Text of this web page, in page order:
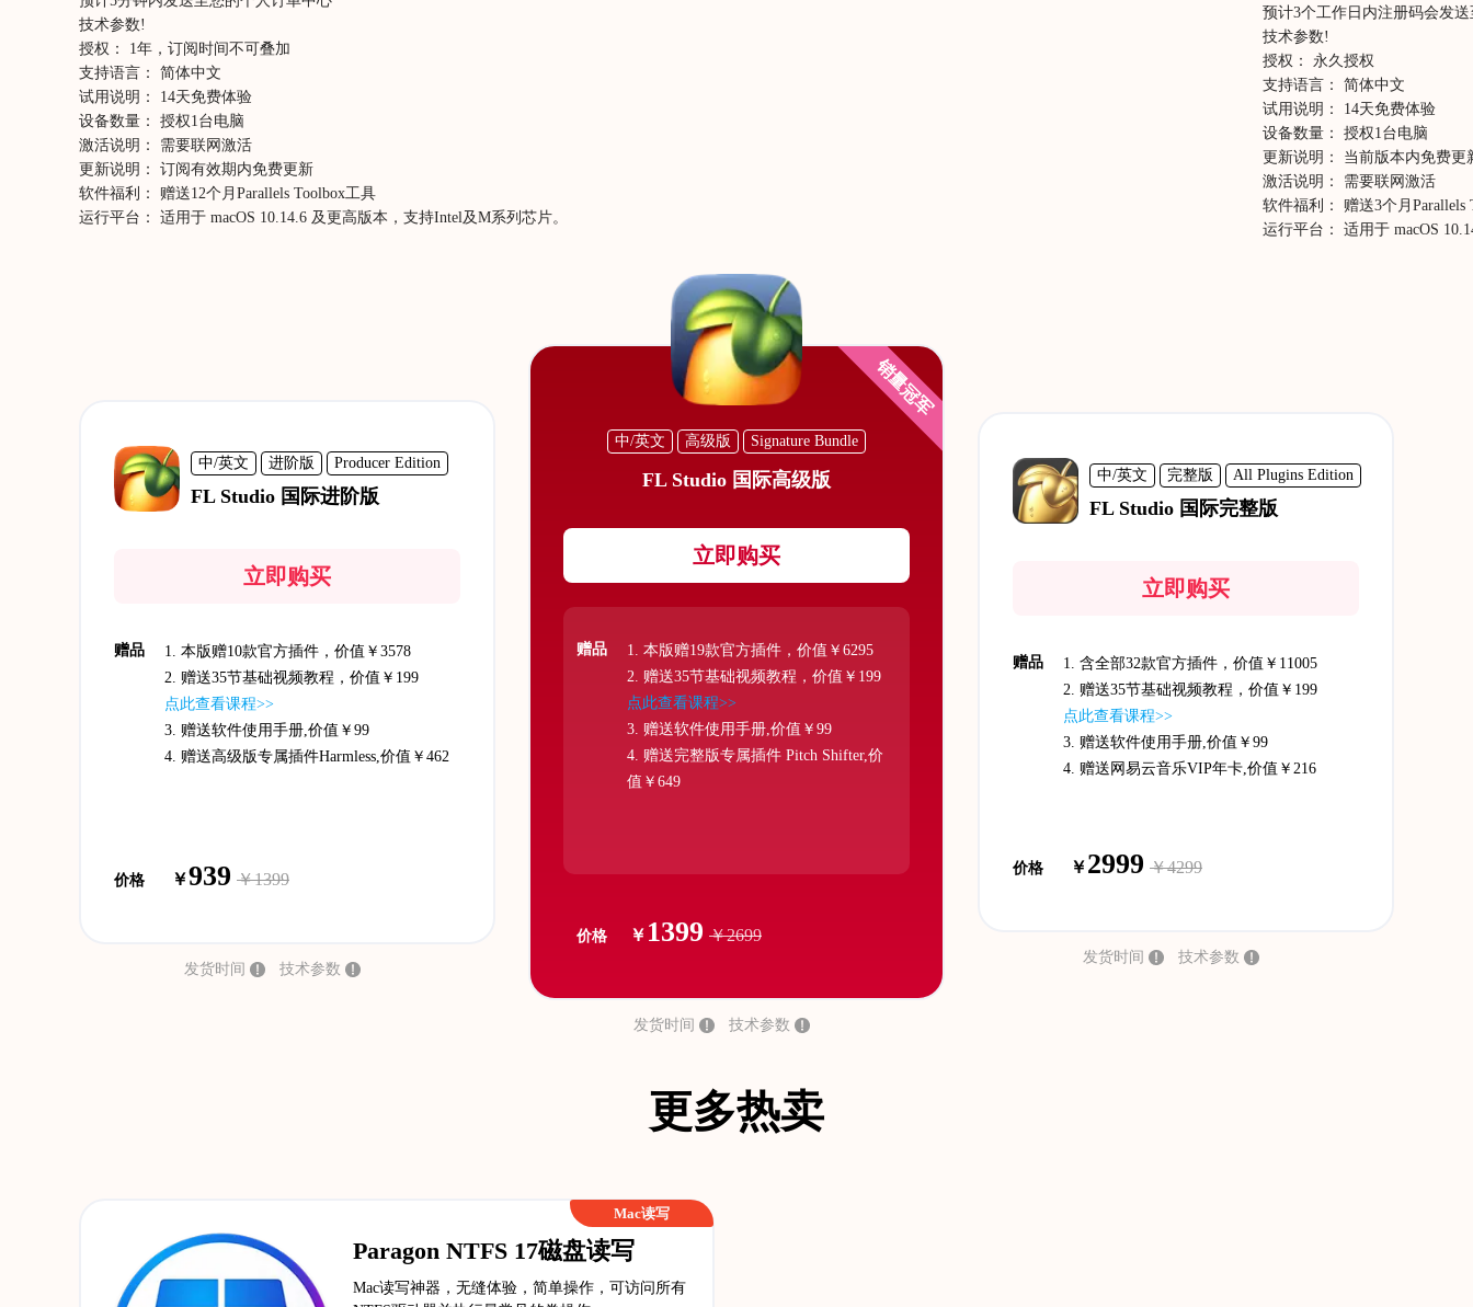
技术参数!
授权：
1年，订阅时间不可叠加
支持语言：
简体中文
试用说明：
14天免费体验
设备数量：
授权1台电脑
激活说明：
需要联网激活
更新说明：
订阅有效期内免费更新
软件福利：
赠送12个月Parallels Toolbox工具
运行平台：
适用于 macOS 10.14.6 及更高版本，支持Intel及M系列芯片。
预计3个工作日内注册码会发
技术参数!
授权：
永久授权
支持语言：
简体中文
试用说明：
14天免费体验
设备数量：
授权1台电脑
更新说明：
当前版本内免费更
激活说明：
需要联网激活
软件福利：
赠送3个月Parallels
运行平台：
适用于 macOS
中/英文 进阶版 Producer Edition
FL Studio 国际进阶版
立即购买
赠品
1. 本版赠10款官方插件，价值￥3578
2. 赠送35节基础视频教程，价值￥199
点此查看课程>>
3. 赠送软件使用手册,价值￥99
4. 赠送高级版专属插件Harmless,价值￥462
价格 ￥939 ￥1399
发货时间 技术参数
销量冠军
中/英文 高级版 Signature Bundle
FL Studio 国际高级版
立即购买
赠品
1. 本版赠19款官方插件，价值￥6295
2. 赠送35节基础视频教程，价值￥199
点此查看课程>>
3. 赠送软件使用手册,价值￥99
4. 赠送完整版专属插件 Pitch Shifter,价
值￥649
价格 ￥ 1399 ￥2699
发货时间 技术参数
中/英文 完整版 All Plugins Edition
FL Studio 国际完整版
立即购买
赠品
1. 含全部32款官方插件，价值￥11005
2. 赠送35节基础视频教程，价值￥199
点此查看课程>>
3. 赠送软件使用手册,价值￥99
4. 赠送网易云音乐VIP年卡,价值￥216
价格 ￥2999 ￥4299
发货时间 技术参数
更多热卖
Paragon NTFS 17磁盘读写
Mac读写神器，无缝体验，简单操作，可访问所有
Mac读写